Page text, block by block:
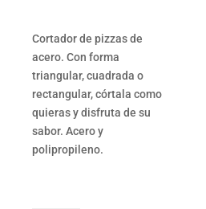
Cortador de pizzas de
acero. Con forma
triangular, cuadrada o
rectangular, córtala como
quieras y disfruta de su
sabor. Acero y
polipropileno.